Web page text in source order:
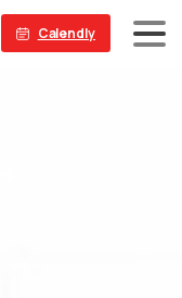
Calendly